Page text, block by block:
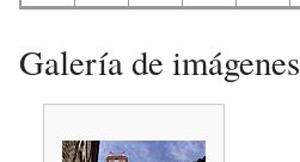
Galería de imágenes